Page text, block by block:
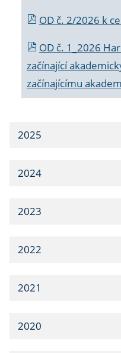
OD č. 2/2026 k
OD č. 1_2026
začínající
začínajícímu
2025
2024
2023
2022
2021
2020